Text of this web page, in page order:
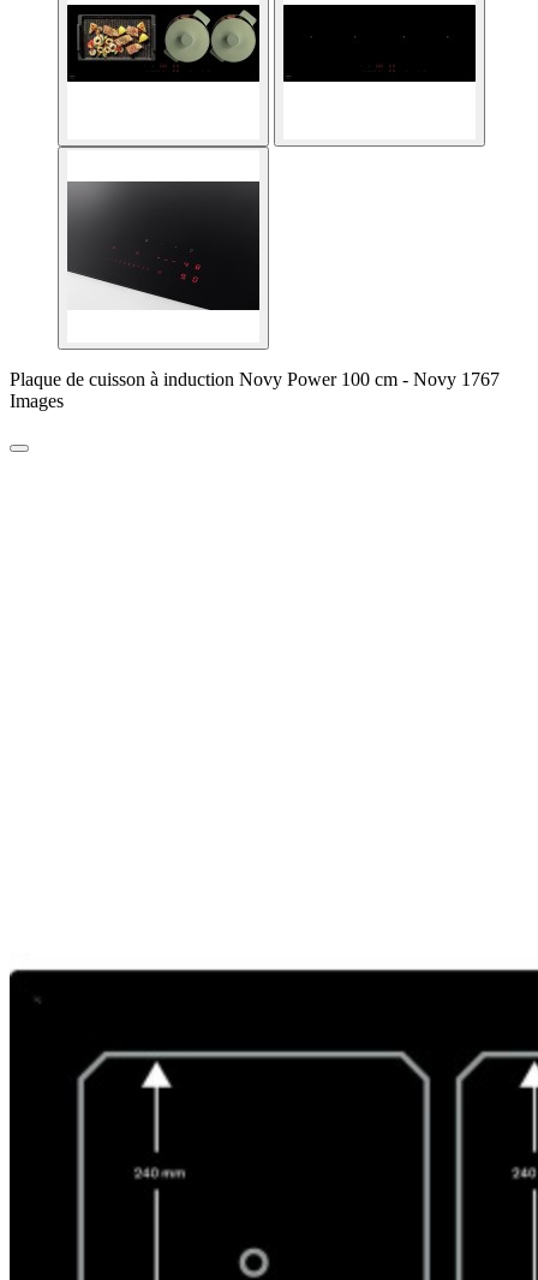
Plaque de cuisson à induction Novy Power 100 cm - Novy 1767
Images